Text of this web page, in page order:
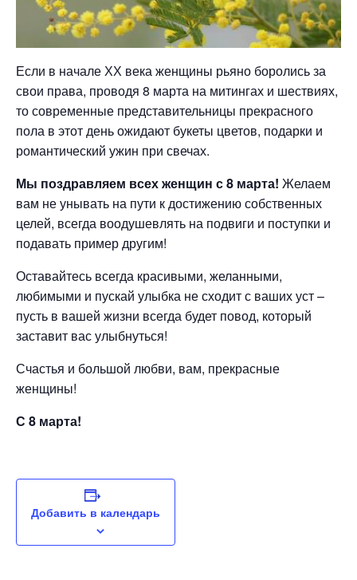
Если в начале ХХ века женщины рьяно боролись за
свои права, проводя 8 марта на митингах и шествиях,
то современные представительницы прекрасного
пола в этот день ожидают букеты цветов, подарки и
романтический ужин при свечах.
Мы поздравляем всех женщин с 8 марта! Желаем
вам не унывать на пути к достижению собственных
целей, всегда воодушевлять на подвиги и поступки и
подавать пример другим!
Оставайтесь всегда красивыми, желанными,
любимыми и пускай улыбка не сходит с ваших уст –
пусть в вашей жизни всегда будет повод, который
заставит вас улыбнуться!
Счастья и большой любви, вам, прекрасные
женщины!
С 8 марта!
Добавить в календарь